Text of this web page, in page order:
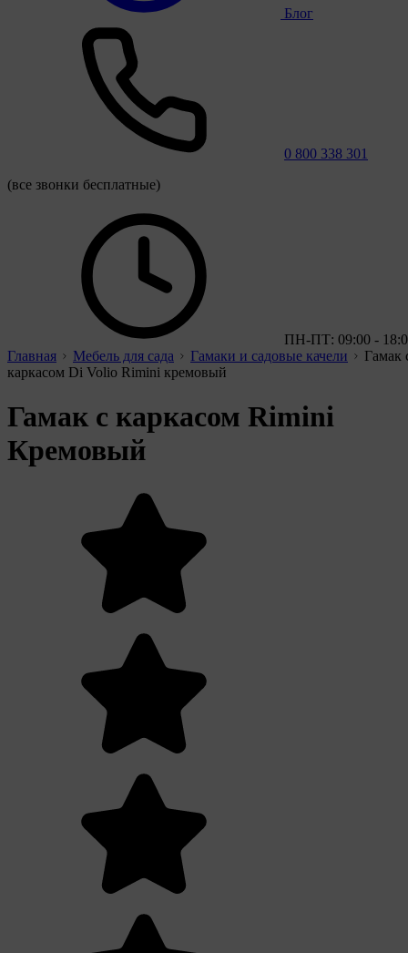
Блог
0 800 338 301
(все звонки бесплатные)
ПН-ПТ: 09:00 -
Главная
Мебель для сада Гамаки и садовые качели
Гамак
каркасом Di Volio Rimini кремовый
Гамак с каркасом Rimini
Кремовый